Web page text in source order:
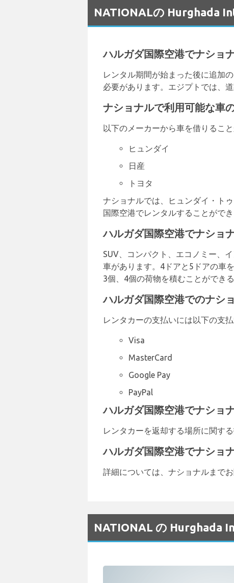
NATIONALの Hurghada
ハルガダ国際空港でナショ
レンタル期間が始まった後に追加
必要があります。エジプトでは、
ナショナルで利用可能な車
以下のメーカーから車を借りること
ヒュンダイ
日産
トヨタ
ナショナルでは、ヒュンダイ・ト
国際空港でレンタルすることがで
ハルガダ国際空港でナショ
SUV、コンパクト、エコノミー、
車があります。4ドアと5ドアの車
3個、4個の荷物を積むことができ
ハルガダ国際空港でのナシ
レンタカーの支払いには以下の支
Visa
MasterCard
Google Pay
PayPal
ハルガダ国際空港でナショ
レンタカーを返却する場所に関す
ハルガダ国際空港でナショ
詳細については、ナショナルまで
NATIONAL の Hurghada